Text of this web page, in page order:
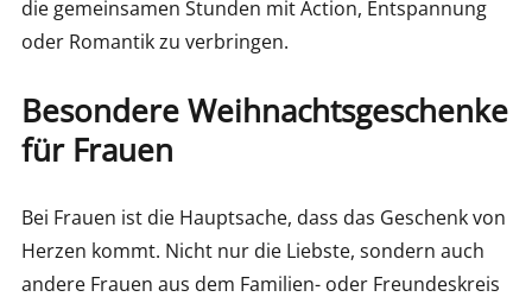
die gemeinsamen Stunden mit Action, Entspannung
oder Romantik zu verbringen.
Besondere Weihnachtsgeschenke
für Frauen
Bei Frauen ist die Hauptsache, dass das Geschenk von
Herzen kommt. Nicht nur die Liebste, sondern auch
andere Frauen aus dem Familien- oder Freundeskreis